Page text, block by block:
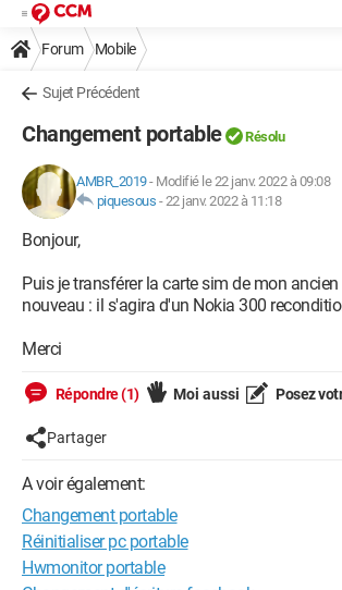
Forum Mobile
Sujet Précédent
Changement portable Résolu
AMBR_2019- Modifié le 22 janv. 2022 à 09:08
piquesous -22 janv. 2022 à 11:18
Bonjour,
Puis je transférer la carte sim de mon
nouveau : il s'agira d'un Nokia 300
Merci
Répondre (1) Moi aussi Posez
Partager
A voir également:
Changement portable
Réinitialiser pc portable
Hwmonitor portable